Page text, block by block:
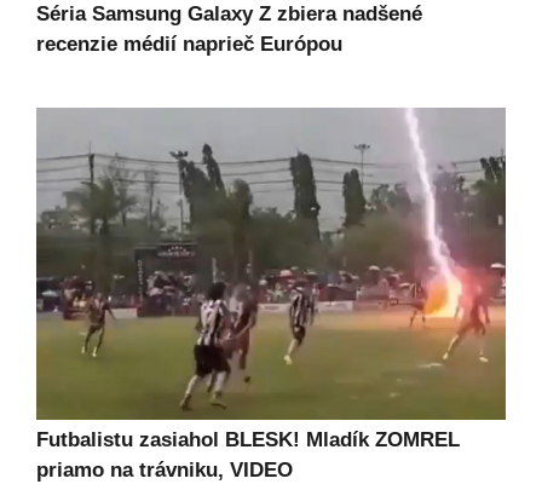
Séria Samsung Galaxy Z zbiera nadšené
recenzie médií naprieč Európou
Futbalistu zasiahol BLESK! Mladík ZOMREL
priamo na trávniku, VIDEO